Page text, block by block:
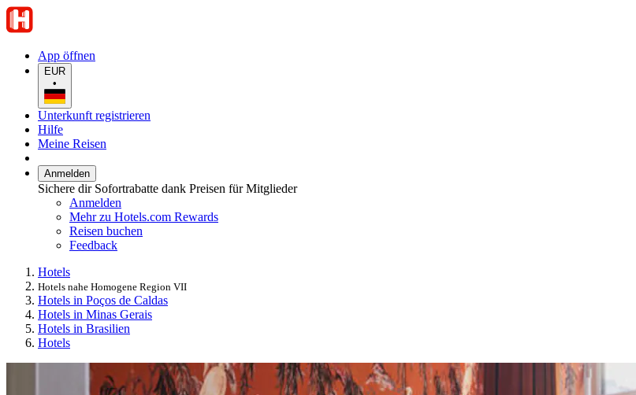
App öffnen
EUR
•
Unterkunft registrieren
Hilfe
Meine Reisen
Anmelden
Sichere dir Sofortrabatte dank Preisen für Mitglieder
Anmelden
Mehr zu Hotels.com Rewards
Reisen buchen
Feedback
Hotels
Hotels nahe Homogene Region VII
Hotels in Poços de Caldas
Hotels in Minas Gerais
Hotels in Brasilien
Hotels